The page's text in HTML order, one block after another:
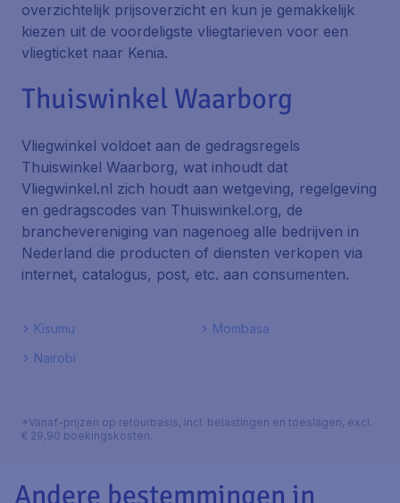
overzichtelijk prijsoverzicht en kun je gemakkelijk
kiezen uit de voordeligste vliegtarieven voor een
vliegticket naar Kenia.
Thuiswinkel Waarborg
Vliegwinkel voldoet aan de gedragsregels
Thuiswinkel Waarborg, wat inhoudt dat
Vliegwinkel.nl zich houdt aan wetgeving, regelgeving
en gedragscodes van Thuiswinkel.org, de
branchevereniging van nagenoeg alle bedrijven in
Nederland die producten of diensten verkopen via
internet, catalogus, post, etc. aan consumenten.
Kisumu
Mombasa
Nairobi
*Vanaf-prijzen op retourbasis, incl. belastingen en toeslagen, excl.
€ 29,90 boekingskosten.
Andere bestemmingen in